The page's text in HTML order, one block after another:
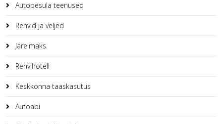
Autopesula teenused
Rehvid ja veljed
Järelmaks
Rehvihotell
Keskkonna taaskasutus
Autoabi